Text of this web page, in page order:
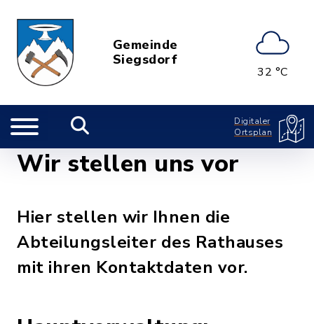
Gemeinde
Siegsdorf
32 °C
Digitaler
Ortsplan
Wir stellen uns vor
Hier stellen wir Ihnen die
Abteilungsleiter des Rathauses
mit ihren Kontaktdaten vor.